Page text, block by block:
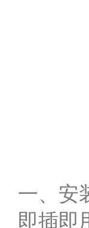
一、安
即插即